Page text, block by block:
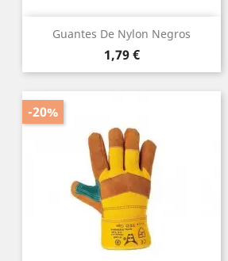
Guantes De Nylon Negros
Precio
1,79 €
-20%